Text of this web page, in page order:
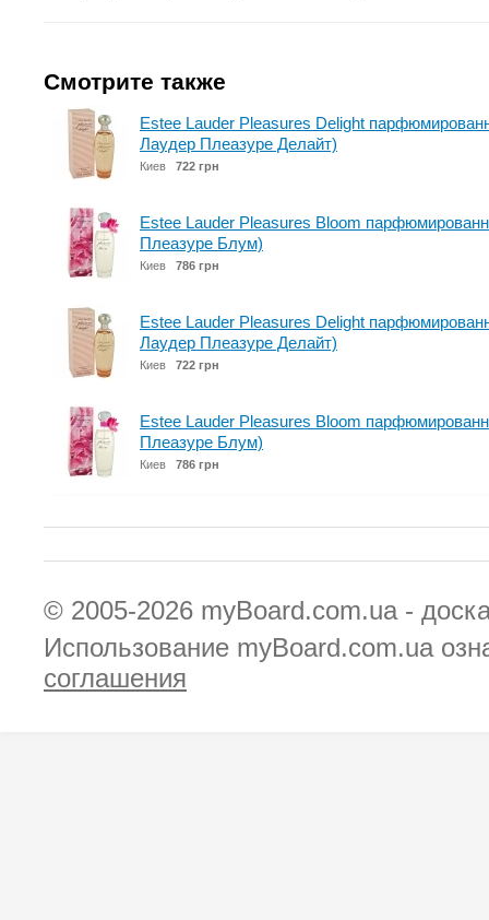
Смотрите также
Estee Lauder Pleasures Delight
Лаудер Плеазуре Делайт)
Киев 722 грн
Estee Lauder Pleasures Bloom
Плеазуре Блум)
Киев 786 грн
Estee Lauder Pleasures Delight
Лаудер Плеазуре Делайт)
Киев 722 грн
Estee Lauder Pleasures Bloom
Плеазуре Блум)
Киев 786 грн
© 2005-2026 myBoard.com.ua -
Использование myBoard.com.ua
соглашения